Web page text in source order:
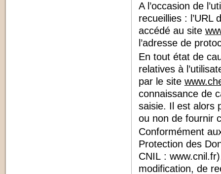
A l’occasion de
recueillies : l’URL
accédé au site
l’adresse de
En tout état de
relatives à
par le site
connaissance de
saisie. Il est alors
ou non de fournir
Conformément
Protection des
CNIL :
modification, de